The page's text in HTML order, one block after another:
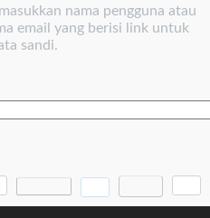
nama pengguna atau
email yang berisi link untuk
sandi.